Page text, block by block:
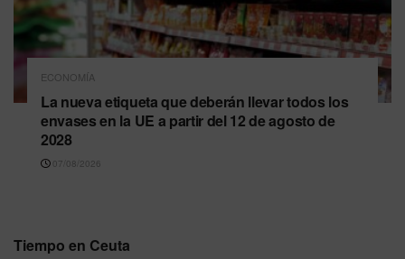
ECONOMÍA
La nueva etiqueta que deberán llevar todos los
envases en la UE a partir del 12 de agosto de
2028
07/08/2026
Tiempo en Ceuta